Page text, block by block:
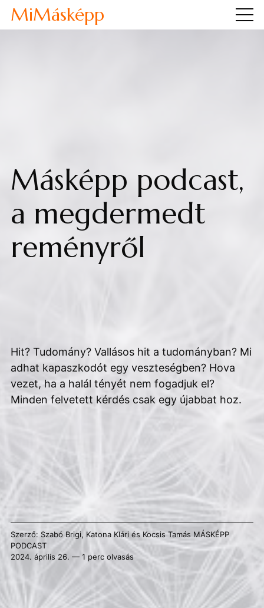
MiMásképp
Másképp podcast,
a megdermedt
reményről
Hit? Tudomány? Vallásos hit a tudományban? Mi
adhat kapaszkodót egy veszteségben? Hova
vezet, ha a halál tényét nem fogadjuk el?
Minden felvetett kérdés csak egy újabbat hoz.
Szerző: Szabó Brigi, Katona Kláriés Kocsis Tamás MÁSKÉPP
PODCAST
2024. április 26. — 1 perc olvasás